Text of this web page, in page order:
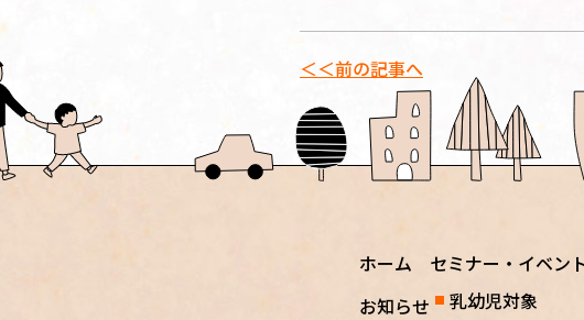
＜＜前の記事へ
ホーム
お知らせ
セミナー・イベン
乳幼児対象